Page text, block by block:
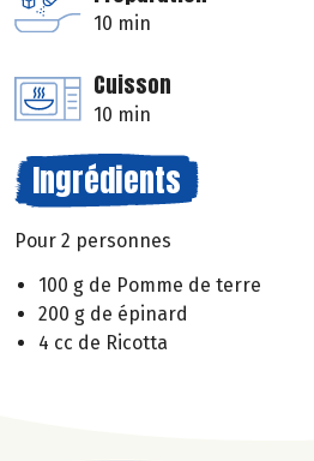
10 min
Cuisson
10 min
Ingrédients
Pour 2 personnes
100 g de Pomme de terre
200 g de épinard
4 cc de Ricotta